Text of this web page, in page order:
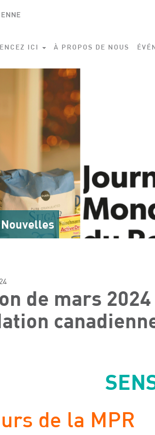
ICI À PROPOS DE NOUS
Nouvelles
de mars
de la MPR